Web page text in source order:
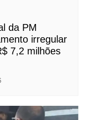
da PM
irregular
7,2 milhões